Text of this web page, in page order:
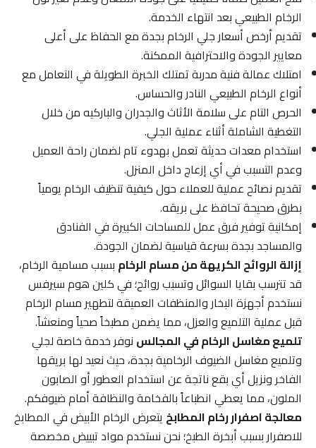
الرخام الطبيعي بعد انتهاء الخدمة.
تقديم أرخص أسعار جلي الرخام بجدة مع الحفاظ على أعلى
معايير الجودة والاحترافية الممكنة.
امتلاك عمالة فنية مدربة تمتلك الخبرة الطويلة في التعامل مع
أنواع الرخام الطبيعي النادر والحساس.
الحرص التام على سلامة الأثاث والجدران والباركيه من خلال
التغطية الشاملة أثناء عملية الجلي.
استخدام معدات حديثة تعمل بهدوء تام لضمان راحة العميل
وعدم التسبب في أي إزعاج داخل المنزل.
تقديم نصائح عملية للعملاء حول كيفية تنظيف الرخام يومياً
بطرق صحيحة تحافظ على بريقه.
إمكانية توفير فرق عمل للمساحات الكبيرة في الفنادق
والمساجد بجدة بسرعة قياسية لضمان الجودة.
إزالة الروائح الكريهة من مسام الرخامبسبب مسامية الرخام،
قد تترسب بقايا السوائل وتسبب روائح؛ في كلين هوم سيرفس
نستخدم أجهزة البخار والمنظفات العميقة لتطهير مسام الرخام
قبل عملية التلميع والعزل، مما يضمن مطبخاً صحياً ومنعشاً.
تلميع مغاسل الرخام في المجالسنوفر خدمة خاصة لجلي
وتلميع مغاسل الضيوف الرخامية بجدة، حيث نعيد لها بريقها
الفاخر ونزيل أي بقع ناتجة عن استخدام العطور أو الصابون
الملون، مما يعطي انطباعاً بالفخامة والنظافة أمام ضيوفكم.
معالجة اصفرار رخام المطابخيتعرض الرخام الأبيض في المطابخ
للاصفرار بسبب أبخرة الطبخ؛ نحن نستخدم مواد تبييض مخصصة